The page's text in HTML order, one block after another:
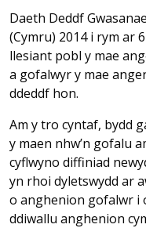
Daeth Deddf
(Cymru) 2014 i rym ar
llesiant pobl y mae
a gofalwyr y mae
ddeddf hon.
Am y tro cyntaf, bydd
y maen nhw’n gofalu
cyflwyno diffiniad
yn rhoi dyletswydd ar
o anghenion gofalwr i
ddiwallu anghenion